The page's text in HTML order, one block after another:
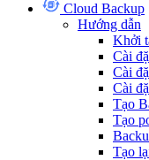
Cloud Backup
Hướng dẫn
Khởi
Cài
Cài
Cài
Tạo
Tạo
Tạo